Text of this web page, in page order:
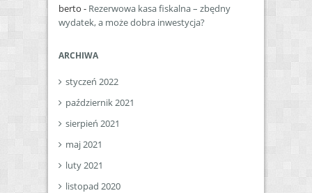
berto - Rezerwowa kasa fiskalna – zbędny
wydatek, a może dobra inwestycja?
ARCHIWA
styczeń 2022
październik 2021
sierpień 2021
maj 2021
luty 2021
listopad 2020